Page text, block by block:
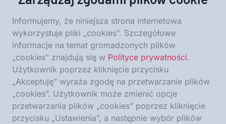
Dość chrystianofobii
Informujemy, że niniejsza strona internetowa
wykorzystuje pliki „cookies”. Szczegółowe
informacje na temat gromadzonych plików
„cookies” znajdują się w Polityce prywatności.
Użytkownik poprzez kliknięcie przycisku
„Akceptuję” wyraża zgodę na przetwarzanie plików
„cookies”. Użytkownik może zmienić opcje
przetwarzania plików „cookies” poprzez kliknięcie
przycisku „Ustawienia”, a następnie wybór plików